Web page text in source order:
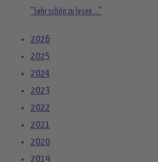
"Sehr schön zu lesen ..."
2026
2025
2024
2023
2022
2021
2020
2019